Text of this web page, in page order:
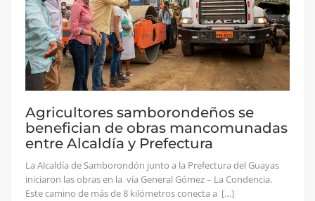
Agricultores samborondeños se
benefician de obras mancomunadas
entre Alcaldía y Prefectura
La Alcaldía de Samborondón junto a la Prefectura del Guayas
iniciaron las obras en la vía General Gómez – La Condencia.
Este camino de más de 8 kilómetros conecta a […]